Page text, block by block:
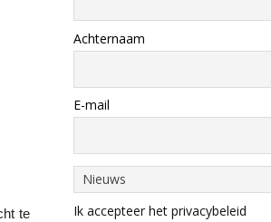
te
Achternaam
E-mail
Ik accepteer het privacybeleid